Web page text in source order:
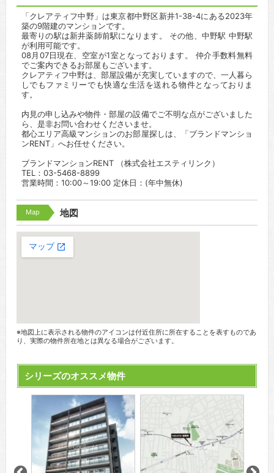
「クレアティフ中野」は東京都中野区新井1-38-4にある2023年
築の9階建のマンションです。
最寄りの駅は新井薬師前駅になります。 その他、中野駅 中野駅
が利用可能です。
08月07日現在、空室が1室となっております。 仲介手数料無料
でご案内できるお部屋もございます。
クレアティフ中野は、部屋設備が充実していますので、一人暮ら
しでもファミリーでも快適な生活を送れる物件となっておりま
す。
内見の申し込みや物件・部屋の設備でご不明な点がございました
ら、是非お問い合わせくださいませ。
都心エリア高級マンションのお部屋探しは、「ブランドマンショ
ンRENT」へお任せください。
ブランドマンションRENT （株式会社エスティリンク）
TEL：03-5468-8899
営業時間：10:00～19:00 定休日：(年中無休)
Map 地図
※地図上に表示される物件のアイコンは付近住所に所在することを表すものであ
り、実際の物件所在地とは異なる場合がございます。
シリーズのオススメ物件